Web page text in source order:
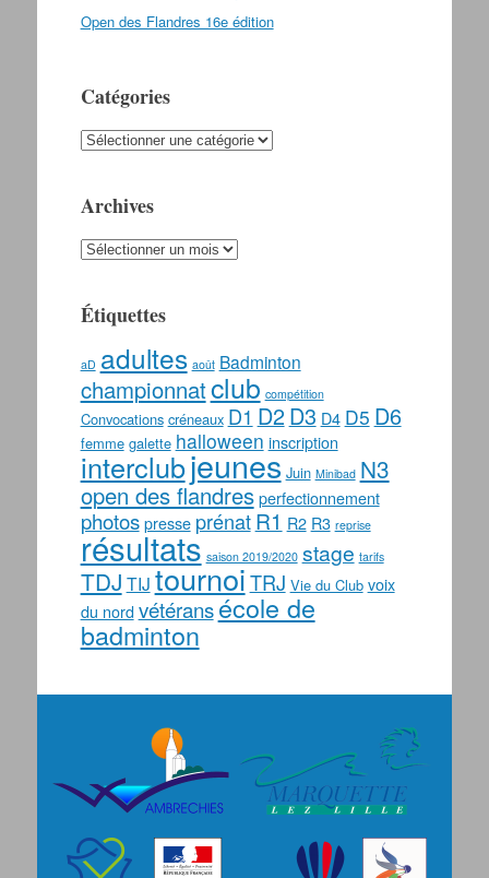
Open des Flandres 16e édition
Catégories
Catégories
Archives
Archives
Étiquettes
aD adultes août Badminton
championnatclub compétition
Convocations créneaux D1 D2 D3 D4 D5 D6
femme galette halloween inscription
interclubjeunes Juin Minibad N3
open des flandres perfectionnement
photos presse prénat R1 R2 R3 reprise
résultats saison 2019/2020 stage tarifs
TDJ TIJ tournoiTRJ Vie du Club voix
du nord vétéransécole de
badminton